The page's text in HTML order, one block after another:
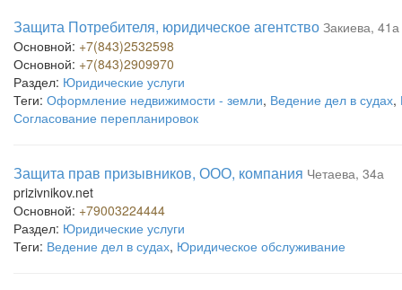
Защита Потребителя, юридическое агентство Закиева, 41а
Основной: +7(843)2532598
Основной: +7(843)2909970
Раздел: Юридические услуги
Теги: Оформление недвижимости - земли, Ведение дел в судах,
Согласование перепланировок
Защита прав призывников, ООО, компания Четаева, 34а
prizivnikov.net
Основной: +79003224444
Раздел: Юридические услуги
Теги: Ведение дел в судах, Юридическое обслуживание